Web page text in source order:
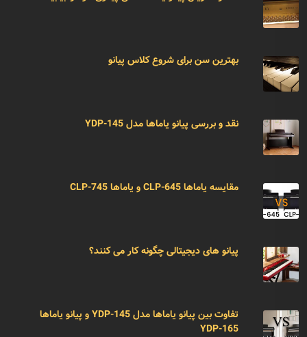
بهترین سن برای شروع کلاس پیانو
نقد و بررسی پیانو یاماها مدل YDP-145
مقایسه یاماها CLP-645 و یاماها CLP-745
پیانو های دیجیتالی چگونه کار می کنند؟
تفاوت بین پیانو یاماها مدل YDP-145 و پیانو یاماها
YDP-165